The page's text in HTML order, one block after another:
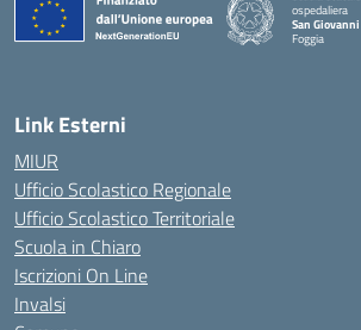
ospedaliera
San
Foggia
Link Esterni
MIUR
Ufficio Scolastico Regionale
Ufficio Scolastico Territoriale
Scuola in Chiaro
Iscrizioni On Line
Invalsi